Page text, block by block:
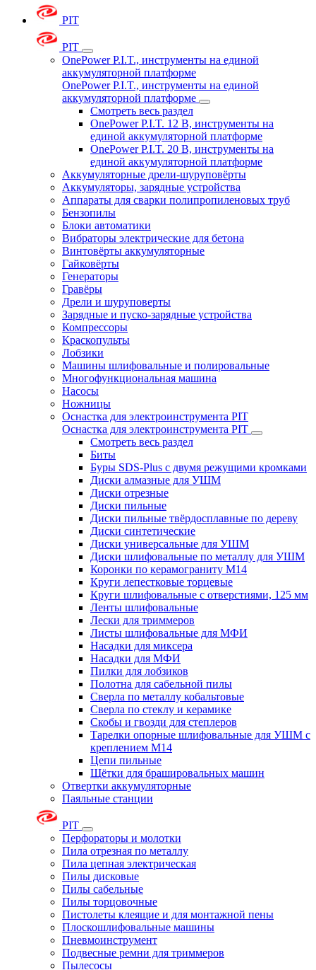
PIT
PIT
OnePower P.I.T., инструменты на единой
аккумуляторной платформе
OnePower P.I.T., инструменты на единой
аккумуляторной платформе
Смотреть весь раздел
OnePower P.I.T. 12 В, инструменты на
единой аккумуляторной платформе
OnePower P.I.T. 20 В, инструменты на
единой аккумуляторной платформе
Аккумуляторные дрели-шуруповёрты
Аккумуляторы, зарядные устройства
Аппараты для сварки полипропиленовых труб
Бензопилы
Блоки автоматики
Вибраторы электрические для бетона
Винтовёрты аккумуляторные
Гайковёрты
Генераторы
Гравёры
Дрели и шуруповерты
Зарядные и пуско-зарядные устройства
Компрессоры
Краскопульты
Лобзики
Машины шлифовальные и полировальные
Многофункциональная машина
Насосы
Ножницы
Оснастка для электроинструмента PIT
Оснастка для электроинструмента PIT
Смотреть весь раздел
Биты
Буры SDS-Plus c двумя режущими кромками
Диски алмазные для УШМ
Диски отрезные
Диски пильные
Диски пильные твёрдосплавные по дереву
Диски синтетические
Диски универсальные для УШМ
Диски шлифовальные по металлу для УШМ
Коронки по керамограниту M14
Круги лепестковые торцевые
Круги шлифовальные с отверстиями, 125 мм
Ленты шлифовальные
Лески для триммеров
Листы шлифовальные для МФИ
Насадки для миксера
Насадки для МФИ
Пилки для лобзиков
Полотна для сабельной пилы
Сверла по металлу кобальтовые
Сверла по стеклу и керамике
Скобы и гвозди для степлеров
Тарелки опорные шлифовальные для УШМ с
креплением М14
Цепи пильные
Щётки для брашировальных машин
Отвертки аккумуляторные
Паяльные станции
PIT
Перфораторы и молотки
Пила отрезная по металлу
Пила цепная электрическая
Пилы дисковые
Пилы сабельные
Пилы торцовочные
Пистолеты клеящие и для монтажной пены
Плоскошлифовальные машины
Пневмоинструмент
Подвесные ремни для триммеров
Пылесосы